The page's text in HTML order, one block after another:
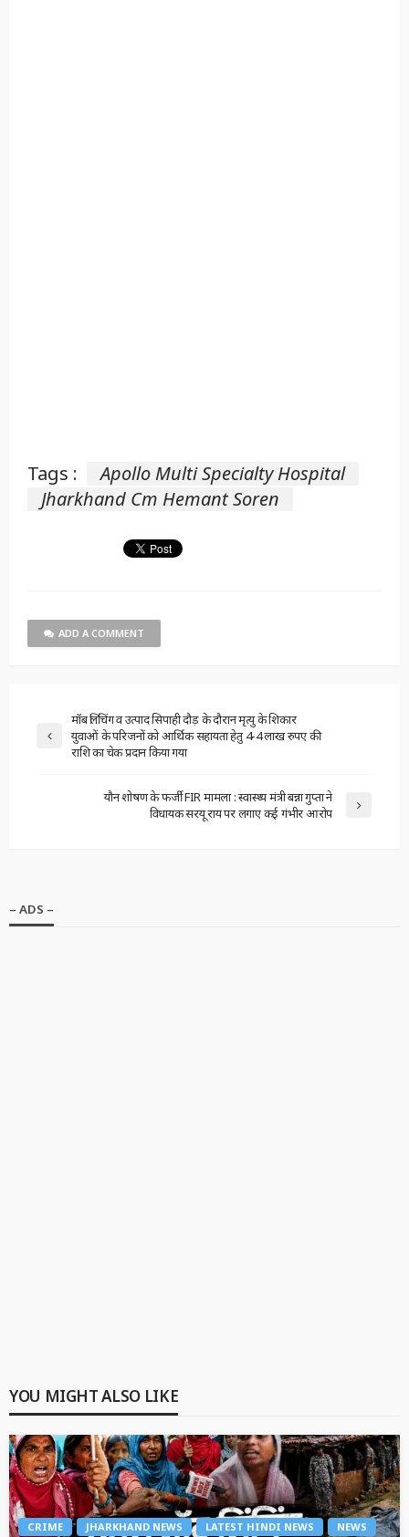
Tags :
Apollo Multi Specialty Hospital
Jharkhand Cm Hemant Soren
ADD A COMMENT
मॉब लिंचिंग व उत्पाद सिपाही दौड़ के दौरान मृत्यु के शिकार
युवाओं के परिजनों को आर्थिक सहायता हेतु 4-4 लाख रुपए की
राशि का चेक प्रदान किया गया
यौन शोषण के फर्जी FIR मामला : स्वास्थ्य मंत्री बन्ना गुप्ता ने
विधायक सरयू राय पर लगाए कई गंभीर आरोप
– ADS –
YOU MIGHT ALSO LIKE
CRIME JHARKHAND NEWS LATEST HINDI NEWS NEWS